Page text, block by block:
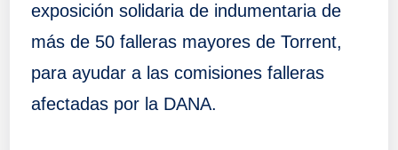
exposición solidaria de indumentaria de
más de 50 falleras mayores de Torrent,
para ayudar a las comisiones falleras
afectadas por la DANA.